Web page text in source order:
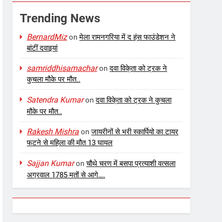
Trending News
BernardMizonमेला रामनगरिया में द हंस फाउंडेशन ने
बांटीं दवाइयां
samriddhisamacharonदवा विके्ता को ट्रक ने
कुचला मौके पर मौत..
Satendra Kumaronदवा विके्ता को ट्रक ने कुचला
मौके पर मौत..
Rakesh Mishra onजायरीनों से भरी स्कार्पियो का टायर
फटने से महिला की मौत 13 घायल
Sajjan Kumaronचौथे चरण में बसपा प्रत्याशी वत्सला
अग्रवाल 1785 मतों से आगे….